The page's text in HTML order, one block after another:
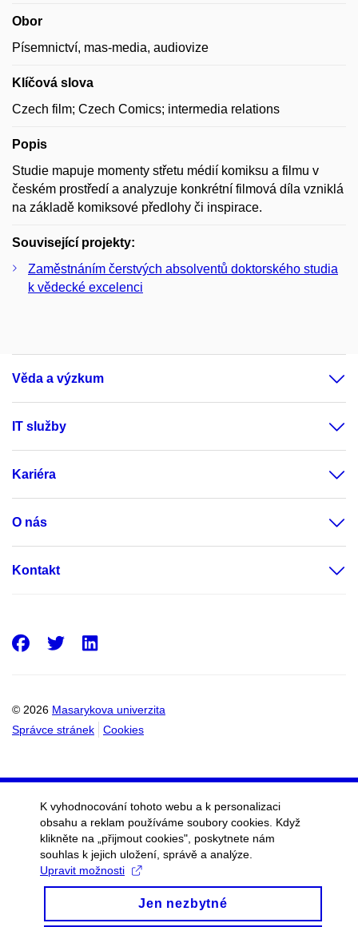
Obor
Písemnictví, mas-media, audiovize
Klíčová slova
Czech film; Czech Comics; intermedia relations
Popis
Studie mapuje momenty střetu médií komiksu a filmu v
českém prostředí a analyzuje konkrétní filmová díla vzniklá
na základě komiksové předlohy či inspirace.
Související projekty:
Zaměstnáním čerstvých absolventů doktorského studia
k vědecké excelenci
Věda a výzkum
IT služby
Kariéra
O nás
Kontakt
© 2026 Masarykova univerzita
Správce stránek
Cookies
Facebook
Twitter
K vyhodnocování tohoto webu a k personalizaci
obsahu a reklam používáme soubory cookies. Když
klikněte na „přijmout cookies", poskytnete nám
souhlas k jejich uložení, správě a analýze.
Upravit možnosti
Jen nezbytné